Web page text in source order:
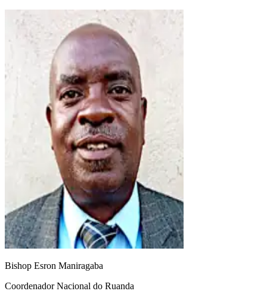
Bishop Esron Maniragaba
Coordenador Nacional do Ruanda